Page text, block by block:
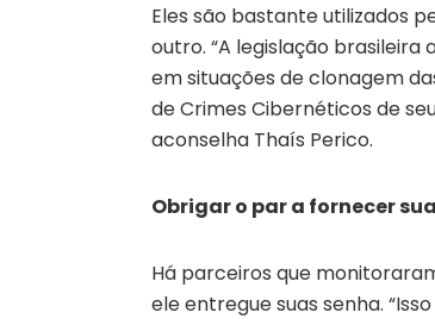
Eles são bastante utilizados
outro. “A legislação brasileira
em situações de clonagem
de Crimes Cibernéticos de
aconselha Thaís Perico.
Obrigar o par a fornecer
Há parceiros que
ele entregue suas senha.